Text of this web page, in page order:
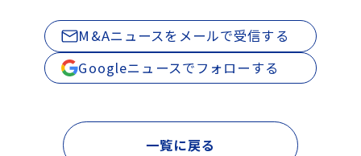
M&Aニュースをメールで受信する
Googleニュースでフォローする
一覧に戻る